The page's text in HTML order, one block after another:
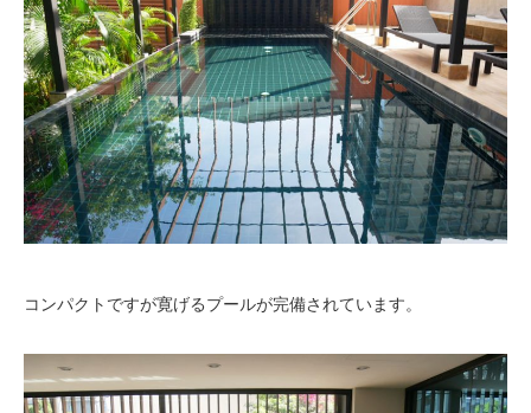
コンパクトですが寛げるプールが完備されています。